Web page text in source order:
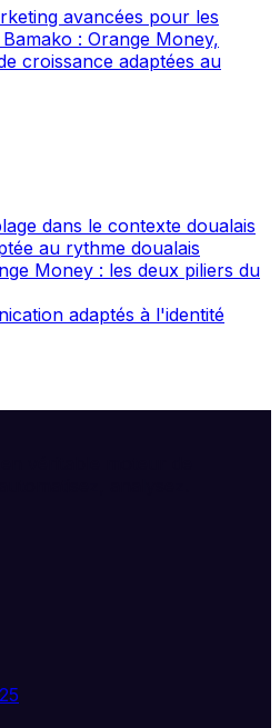
avancées pour les
: Orange Money,
croissance adaptées au
dans le contexte doualais
au rythme doualais
Money : les deux piliers du
adaptés à l'identité